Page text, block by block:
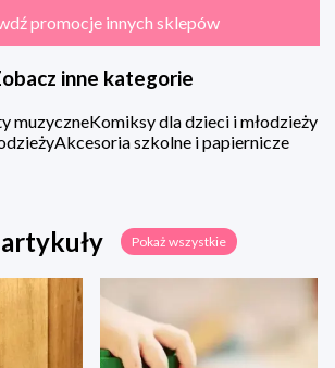
promocje innych sklepów
inne kategorie
muzyczneKomiksy dla dzieci i młodzieży
Akcesoria szkolne i papiernicze
Pokaż wszystkie